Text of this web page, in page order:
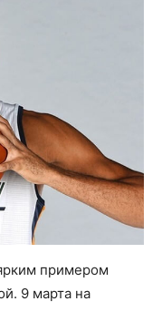
примером
9 марта на